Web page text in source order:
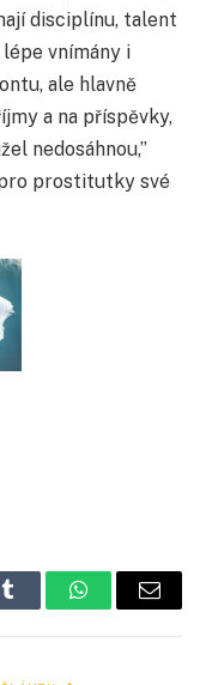
disciplínu, talent
vnímány i
ale hlavně
a na příspěvky,
nedosáhnou,”
prostitutky své
Tumblr WhatsApp
E-